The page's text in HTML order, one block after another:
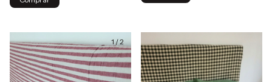
1/2